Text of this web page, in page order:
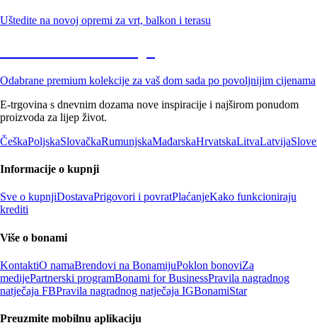
Uštedite na novoj opremi za vrt, balkon i terasu
Odabrane premium kolekcije za vaš dom sada po povoljnijim cijenama
E-trgovina s dnevnim dozama nove inspiracije i najširom ponudom
proizvoda za lijep život.
ČeškaPoljskaSlovačkaRumunjskaMađarskaHrvatskaLitvaLatvija
Informacije o kupnji
Sve o kupnjiDostavaPrigovori i povratPlaćanjeKako funkcioniraju
krediti
Više o bonami
KontaktiO namaBrendovi na BonamijuPoklon bonoviZa
medijePartnerski programBonami for BusinessPravila nagradnog
natječaja FBPravila nagradnog natječaja IGBonamiStar
Preuzmite mobilnu aplikaciju